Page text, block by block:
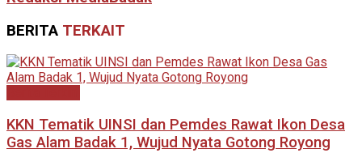
BERITA TERKAIT
KKN Tematik UINSI dan Pemdes Rawat Ikon Desa
Gas Alam Badak 1, Wujud Nyata Gotong Royong